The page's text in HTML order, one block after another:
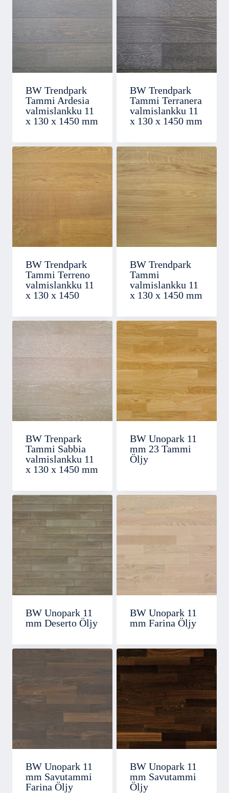
BW Trendpark
Tammi Ardesia
valmislankku 11
x 130 x 1450 mm
BW Trendpark
Tammi Terranera
valmislankku 11
x 130 x 1450 mm
BW Trendpark
Tammi Terreno
valmislankku 11
x 130 x 1450
BW Trendpark
Tammi
valmislankku 11
x 130 x 1450 mm
BW Trenpark
Tammi Sabbia
valmislankku 11
x 130 x 1450 mm
BW Unopark 11
mm 23 Tammi
Öljy
BW Unopark 11
mm Deserto Öljy
BW Unopark 11
mm Farina Öljy
BW Unopark 11
mm Savutammi
Farina Öljy
BW Unopark 11
mm Savutammi
Öljy